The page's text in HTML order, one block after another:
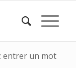
entrer un mot